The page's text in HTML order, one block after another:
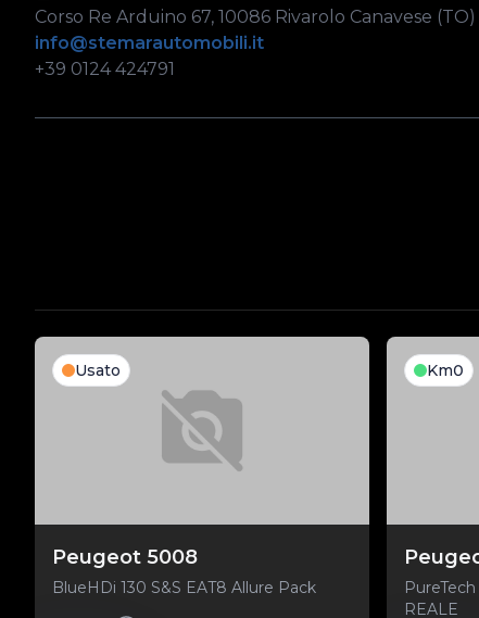
Corso Re Arduino 67, 10086 Rivarolo Canavese (TO)
info@stemarautomobili.it
+39 0124 424791
Usato
Peugeot 5008
BlueHDi 130 S&S EAT8 Allure Pack
Km0
REALE